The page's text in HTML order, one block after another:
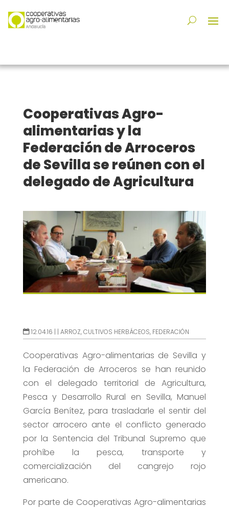
Cooperativas Agro-
alimentarias y la
Federación de Arroceros
de Sevilla se reúnen con el
delegado de Agricultura
12.04.16 | | ARROZ,CULTIVOS HERBÁCEOS, FEDERACIÓN
Cooperativas Agro-alimentarias de Sevilla y
la Federación de Arroceros se han reunido
con el delegado territorial de Agricultura,
Pesca y Desarrollo Rural en Sevilla, Manuel
García Benítez, para trasladarle el sentir del
sector arrocero ante el conflicto generado
por la Sentencia del Tribunal Supremo que
prohíbe la pesca, transporte y
comercialización del cangrejo rojo
americano.
Por parte de Cooperativas Agro-alimentarias